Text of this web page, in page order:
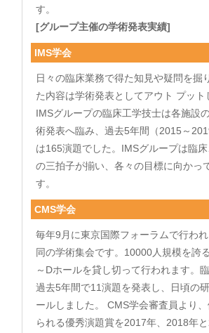
す。
[グループ主催の学術発表実績]
IMS学会
日々の臨床業務で得た知見や疑問を掘
た内容は学術発表としてアウト プット
IMSグループの臨床工学技士は各施設
術発表へ臨み、過去5年間（2015～
は165演題でした。IMSグループは臨
の三拍子が揃い、各々の目標に向かっ
す。
CMS学会
毎年9月に東京国際フォーラムで行わ
同の学術集会です。10000人規模を誇
～Dホールを貸し切って行われます。
過去5年間で11演題を発表し、日頃の
ールしました。 CMS学会審査員より
られる優秀演題賞を2017年、2018年